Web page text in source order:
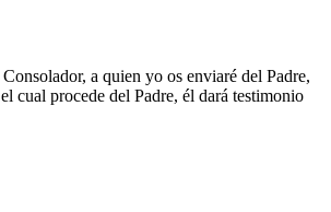
a quien yo os enviaré del Padre,
cual procede del Padre, él dará testimonio